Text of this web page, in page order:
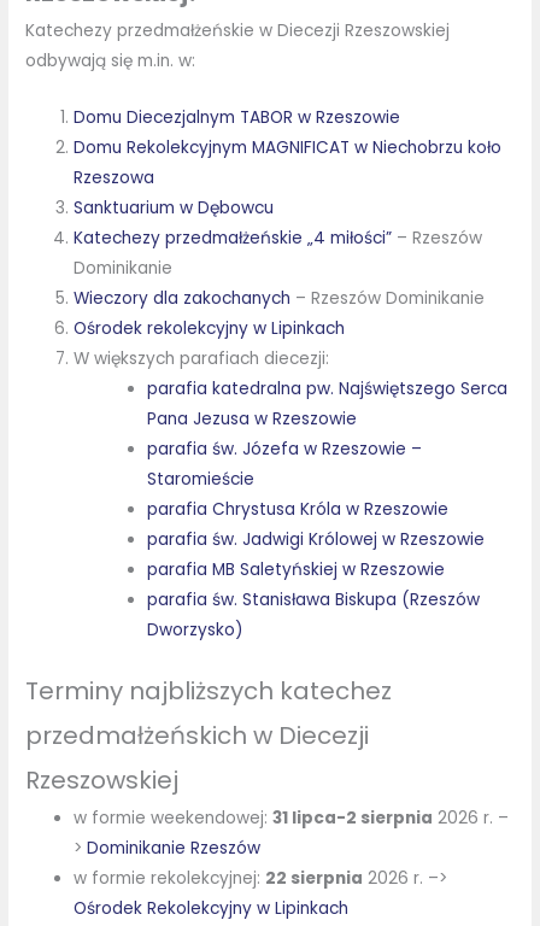
Katechezy przedmałżeńskie w Diecezji Rzeszowskiej
odbywają się m.in. w:
Domu Diecezjalnym TABOR w Rzeszowie
Domu Rekolekcyjnym MAGNIFICAT w Niechobrzu koło
Rzeszowa
Sanktuarium w Dębowcu
Katechezy przedmałżeńskie „4 miłości” – Rzeszów
Dominikanie
Wieczory dla zakochanych – Rzeszów Dominikanie
Ośrodek rekolekcyjny w Lipinkach
W większych parafiach diecezji:
parafia katedralna pw. Najświętszego Serca
Pana Jezusa w Rzeszowie
parafia św. Józefa w Rzeszowie –
Staromieście
parafia Chrystusa Króla w Rzeszowie
parafia św. Jadwigi Królowej w Rzeszowie
parafia MB Saletyńskiej w Rzeszowie
parafia św. Stanisława Biskupa (Rzeszów
Dworzysko)
Terminy najbliższych katechez
przedmałżeńskich w Diecezji
Rzeszowskiej
w formie weekendowej:31 lipca-2 sierpnia 2026 r. –
>Dominikanie Rzeszów
w formie rekolekcyjnej: 22 sierpnia 2026 r. –>
Ośrodek Rekolekcyjny w Lipinkach